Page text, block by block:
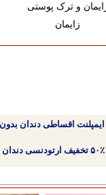
و ترک پوستی
زایمان
ایمپلنت اقساطی دندان
۵۰٪ تخفیف ارتودنسی دندان اقساطی بدون نیاز به چک یا سفته!